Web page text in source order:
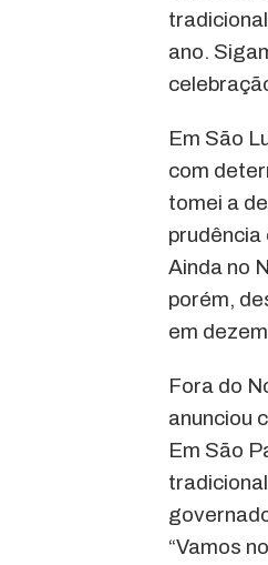
ano.
Em São
com
tomei a
prudência
Ainda no
porém,
em
Fora do
anunciou
Em São
“Vamos